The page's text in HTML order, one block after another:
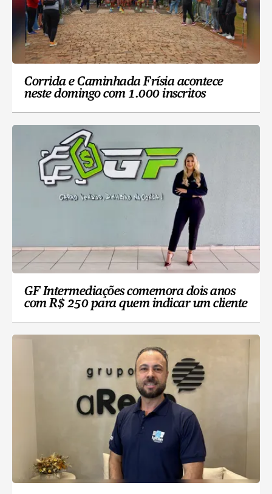
Corrida e Caminhada Frísia acontece
neste domingo com 1.000 inscritos
GF Intermediações comemora dois anos
com R$ 250 para quem indicar um cliente